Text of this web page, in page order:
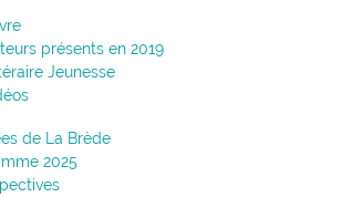
présents en 2019
Jeunesse
de La Brède
2025